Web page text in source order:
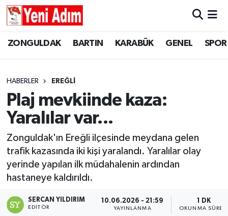
ZONGULDAK BARTIN KARABÜK GENEL SPOR
HABERLER EREĞLİ
Plaj mevkiinde kaza:
Yaralılar var...
Zonguldak'ın Ereğli ilçesinde meydana gelen
trafik kazasında iki kişi yaralandı. Yaralılar olay
yerinde yapılan ilk müdahalenin ardından
hastaneye kaldırıldı.
SERCAN YILDIRIM
EDITÖR
10.06.2026 - 21:59
YAYINLANMA
1 DK
OKUNMA
ZONGULDAK
ASAYİŞ
GÜNCEL
SİYASET
RESMİ İLAN
ZONGULDAK
KARABÜK
GENEL
SPOR
SİYASET
SAĞLIK
Zonguldak Hava Durumu
Süper Lig Puan Durumu ve Fikstür
Tüm Manşetler
Son Dakika Haberleri
Haber Arşivi